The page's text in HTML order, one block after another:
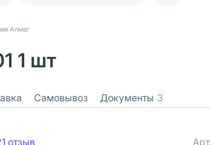
Алмаг
1 шт
Самовывоз Документы 3
отзыв